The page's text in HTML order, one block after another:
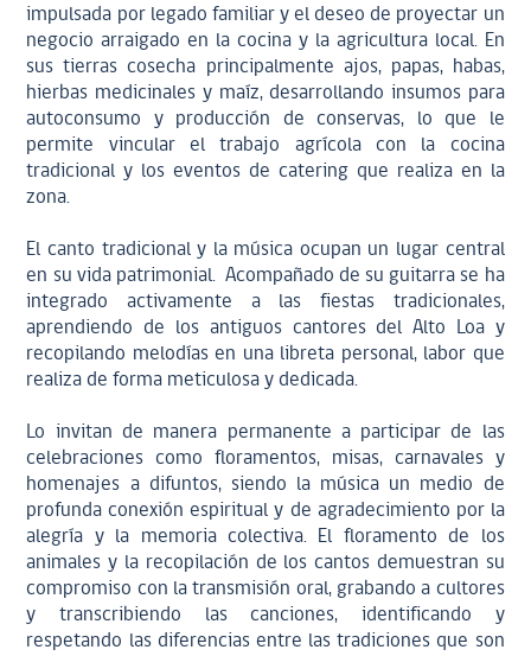
impulsada por legado familiar y el deseo de proyectar un
negocio arraigado en la cocina y la agricultura local. En
sus tierras cosecha principalmente ajos, papas, habas,
hierbas medicinales y maíz, desarrollando insumos para
autoconsumo y producción de conservas, lo que le
permite vincular el trabajo agrícola con la cocina
tradicional y los eventos de catering que realiza en la
zona.
El canto tradicional y la música ocupan un lugar central
en su vida patrimonial. Acompañado de su guitarra se ha
integrado activamente a las fiestas tradicionales,
aprendiendo de los antiguos cantores del Alto Loa y
recopilando melodías en una libreta personal, labor que
realiza de forma meticulosa y dedicada.
Lo invitan de manera permanente a participar de las
celebraciones como floramentos, misas, carnavales y
homenajes a difuntos, siendo la música un medio de
profunda conexión espiritual y de agradecimiento por la
alegría y la memoria colectiva. El floramento de los
animales y la recopilación de los cantos demuestran su
compromiso con la transmisión oral, grabando a cultores
y transcribiendo las canciones, identificando y
respetando las diferencias entre las tradiciones que son